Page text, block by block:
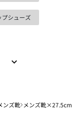
プシューズ
ンズ靴 メンズ靴×27.5cm